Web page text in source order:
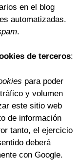
en el blog
automatizadas.
.
de terceros:
para poder
y volumen
este sitio web
de información
tanto, el ejercicio
deberá
con Google.